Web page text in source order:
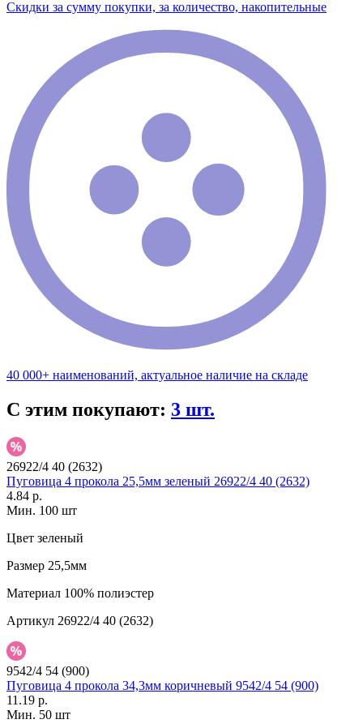
Скидки за сумму покупки, за количество, накопительные
40 000+ наименований, актуальное наличие на складе
С этим покупают: 3 шт.
26922/4 40 (2632)
Пуговица 4 прокола 25,5мм зеленый 26922/4 40 (2632)
4.84 р.
Мин. 100 шт
Цвет зеленый
Размер 25,5мм
Материал 100% полиэстер
Артикул 26922/4 40 (2632)
9542/4 54 (900)
Пуговица 4 прокола 34,3мм коричневый 9542/4 54 (900)
11.19 р.
Мин. 50 шт